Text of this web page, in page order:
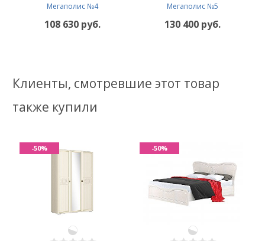
Мегаполис №4
108 630 руб.
Мегаполис №5
130 400 руб.
Клиенты, смотревшие этот товар
также купили
-50% -50%